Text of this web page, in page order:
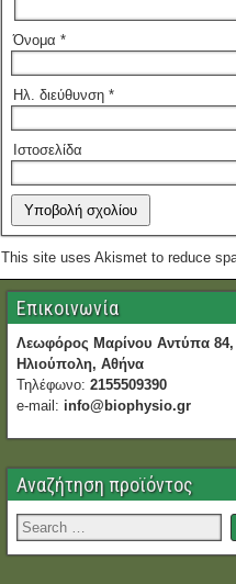
Όνομα *
Ηλ. διεύθυνση *
Ιστοσελίδα
This site uses Akismet to reduce
Επικοινωνία
Λεωφόρος Μαρίνου Αντύπα 84,
Ηλιούπολη, Αθήνα
Τηλέφωνο:2155509390
e-mail: info@biophysio.gr
Αναζήτηση προϊόντος